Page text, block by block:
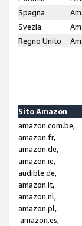
Spagna
Svezia
Regno Unito
Sito Amazon
amazon.com.be,
amazon.fr,
amazon.de,
amazon.ie,
audible.de,
amazon.it,
amazon.nl,
amazon.pl,
amazon.es,